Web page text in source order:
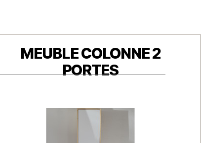
Catégories
MEUBLE COLONNE 2
PORTES